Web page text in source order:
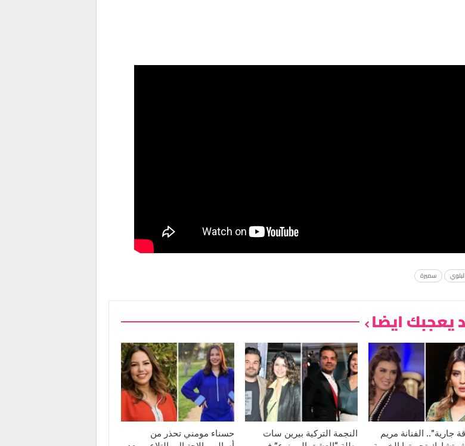
البلوي سميرة
يعجبك ايضا
جارية”.. الفنانة مريم
النجمة التركية بيرين سات
حسناء مومني تحذر من